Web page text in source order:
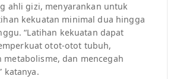
ahli gizi, menyarankan untuk
kekuatan minimal dua hingga
“Latihan kekuatan dapat
otot-otot tubuh,
metabolisme, dan mencegah
katanya.